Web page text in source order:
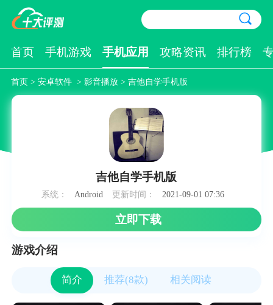
首页 手机游戏 手机应用 攻略资讯 排行榜
首页> 安卓软件 > 影音播放> 吉他自学手机版
吉他自学手机版
系统： Android 更新时间： 2021-09-01 07:36
立即下载
游戏介绍
简介 推荐(8款) 相关阅读